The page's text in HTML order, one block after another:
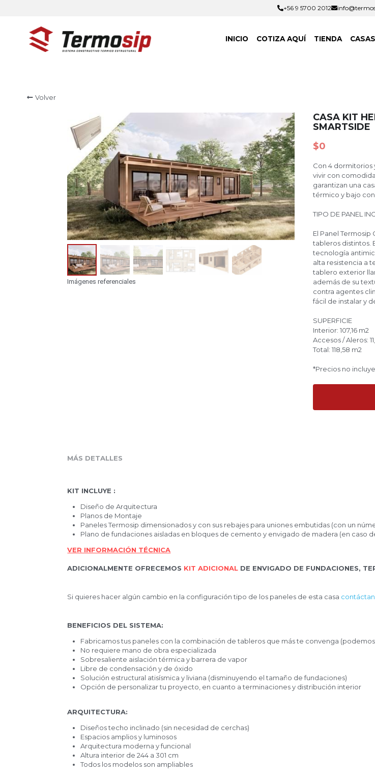
+56 9 5700 2012
+56 9 5700 2012
INICIO COTIZA AQUÍ
Volver
CASA KIT
SMARTSIDE
$0
Con 4 dormitorios
desean vivir con
materiales
desempeño
TIPO DE PANEL
El Panel Termosip
tableros distintos.
tecnología
una alta
El tablero exterior
además de su
protección contra
los impactos. Es
SUPERFICIE
Interior: 107,16 m2
Accesos / Aleros:
Total: 118,58 m2
*Precios no
MÁS DETALLES
KIT INCLUYE :
Diseño de Arquitectura
Planos de Montaje
Paneles Termosip dimensionados y con sus rebajes para uniones embutidas (con un
Plano de fundaciones aisladas en bloques de cemento y envigado de madera (en
VER INFORMACIÓN TÉCNICA
ADICIONALMENTE OFRECEMOS KIT ADICIONAL DE ENVIGADO DE
Si quieres hacer algún cambio en la configuración tipo de los paneles de esta casa
BENEFICIOS DEL SISTEMA:
Fabricamos tus paneles con la combinación de tableros que más te convenga
No requiere mano de obra especializada
Sobresaliente aislación térmica y barrera de vapor
Libre de condensación y de óxido
Solución estructural atisísmica y liviana (disminuyendo el tamaño de fundaciones)
Opción de personalizar tu proyecto, en cuanto a terminaciones y distribución interior
ARQUITECTURA:
Diseños techo inclinado (sin necesidad de cerchas)
Espacios amplios y luminosos
Arquitectura moderna y funcional
Altura interior de 244 a 301 cm
Todos los modelos son ampliables